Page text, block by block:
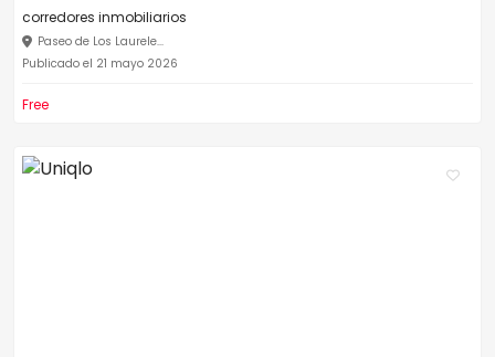
corredores inmobiliarios
Paseo de Los Laurele...
Publicado el 21 mayo 2026
Free